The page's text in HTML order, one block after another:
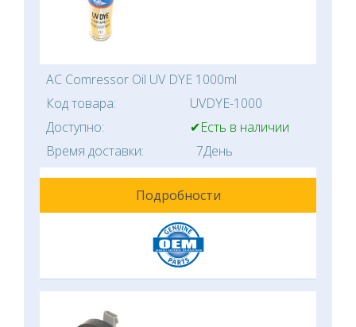
AC Comressor Oil UV DYE 1000ml
Код товара:
UVDYE-1000
Доступно:
✔Есть в наличии
Время доставки:
7День
Подробности